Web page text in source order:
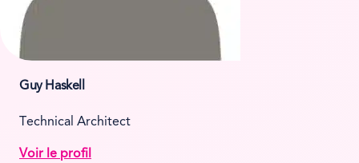
Guy Haskell
Technical Architect
Voir le profil